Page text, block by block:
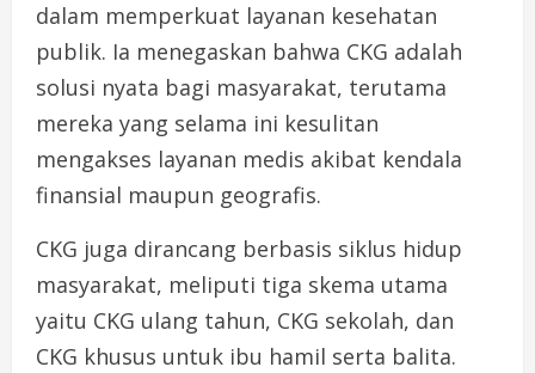
dalam memperkuat layanan kesehatan
publik. Ia menegaskan bahwa CKG adalah
solusi nyata bagi masyarakat, terutama
mereka yang selama ini kesulitan
mengakses layanan medis akibat kendala
finansial maupun geografis.
CKG juga dirancang berbasis siklus hidup
masyarakat, meliputi tiga skema utama
yaitu CKG ulang tahun, CKG sekolah, dan
CKG khusus untuk ibu hamil serta balita.